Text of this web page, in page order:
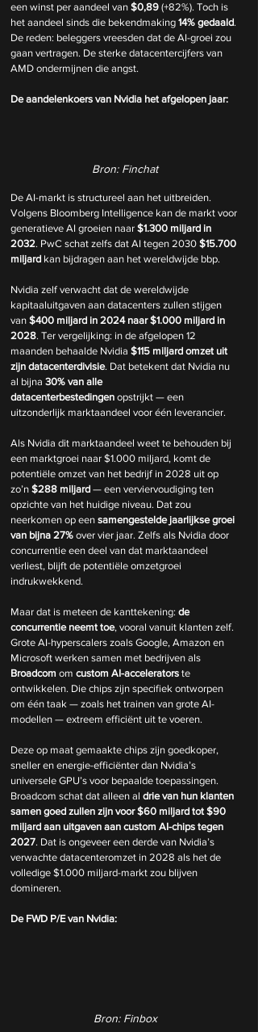
een winst per aandeel van $0,89 (+82%). Toch is
het aandeel sinds die bekendmaking 14% gedaald.
De reden: beleggers vreesden dat de AI-groei zou
gaan vertragen. De sterke datacentercijfers van
AMD ondermijnen die angst.
De aandelenkoers van Nvidia het afgelopen jaar:
Bron: Finchat
De AI-markt is structureel aan het uitbreiden.
Volgens Bloomberg Intelligence kan de markt voor
generatieve AI groeien naar $1.300 miljard in
2032. PwC schat zelfs dat AI tegen 2030 $15.700
miljard kan bijdragen aan het wereldwijde bbp.
Nvidia zelf verwacht dat de wereldwijde
kapitaaluitgaven aan datacenters zullen stijgen
van $400 miljard in 2024 naar $1.000 miljard in
2028. Ter vergelijking: in de afgelopen 12
maanden behaalde Nvidia $115 miljard omzet uit
zijn datacenterdivisie. Dat betekent dat Nvidia nu
al bijna 30% van alle
datacenterbestedingen opstrijkt — een
uitzonderlijk marktaandeel voor één leverancier.
Als Nvidia dit marktaandeel weet te behouden bij
een marktgroei naar $1.000 miljard, komt de
potentiële omzet van het bedrijf in 2028 uit op
zo’n $288 miljard — een verviervoudiging ten
opzichte van het huidige niveau. Dat zou
neerkomen op een samengestelde jaarlijkse groei
van bijna 27% over vier jaar. Zelfs als Nvidia door
concurrentie een deel van dat marktaandeel
verliest, blijft de potentiële omzetgroei
indrukwekkend.
Maar dat is meteen de kanttekening: de
concurrentie neemt toe, vooral vanuit klanten zelf.
Grote AI-hyperscalers zoals Google, Amazon en
Microsoft werken samen met bedrijven als
Broadcom om custom AI-accelerators te
ontwikkelen. Die chips zijn specifiek ontworpen
om één taak — zoals het trainen van grote AI-
modellen — extreem efficiënt uit te voeren.
Deze op maat gemaakte chips zijn goedkoper,
sneller en energie-efficiënter dan Nvidia’s
universele GPU’s voor bepaalde toepassingen.
Broadcom schat dat alleen al drie van hun klanten
samen goed zullen zijn voor $60 miljard tot $90
miljard aan uitgaven aan custom AI-chips tegen
2027. Dat is ongeveer een derde van Nvidia’s
verwachte datacenteromzet in 2028 als het de
volledige $1.000 miljard-markt zou blijven
domineren.
De FWD P/E van Nvidia:
Bron: Finbox